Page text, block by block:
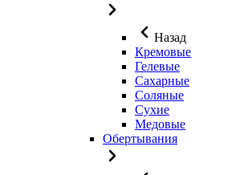
Назад
Кремовые
Гелевые
Сахарные
Соляные
Сухие
Медовые
Обертывания